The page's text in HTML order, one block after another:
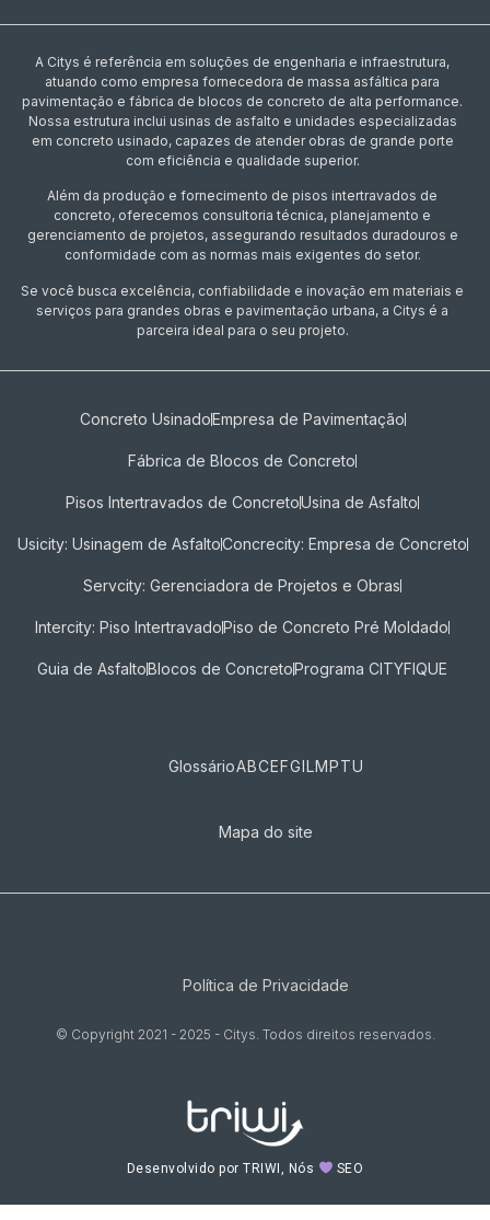
A Citys é referência em soluções de engenharia e infraestrutura,
atuando como empresa fornecedora de massa asfáltica para
pavimentação e fábrica de blocos de concreto de alta performance.
Nossa estrutura inclui usinas de asfalto e unidades especializadas
em concreto usinado, capazes de atender obras de grande porte
com eficiência e qualidade superior.
Além da produção e fornecimento de pisos intertravados de
concreto, oferecemos consultoria técnica, planejamento e
gerenciamento de projetos, assegurando resultados duradouros e
conformidade com as normas mais exigentes do setor.
Se você busca excelência, confiabilidade e inovação em materiais e
serviços para grandes obras e pavimentação urbana, a Citys é a
parceira ideal para o seu projeto.
Concreto UsinadoEmpresa de Pavimentação
Fábrica de Blocos de Concreto
Pisos Intertravados de Concreto​Usina de Asfalto
Usicity: Usinagem de AsfaltoConcrecity: Empresa de Concreto
Servcity: Gerenciadora de Projetos e Obras
Intercity: Piso IntertravadoPiso de Concreto Pré Moldado
Guia de AsfaltoBlocos de ConcretoPrograma CITYFIQUE
GlossárioABCEFGILMPTU
Mapa do site
Política de Privacidade
© Copyright 2021 - 2025 - Citys. Todos direitos reservados.
Desenvolvido por TRIWI, Nós SEO